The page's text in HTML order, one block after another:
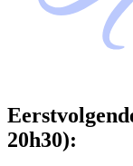
20h30):